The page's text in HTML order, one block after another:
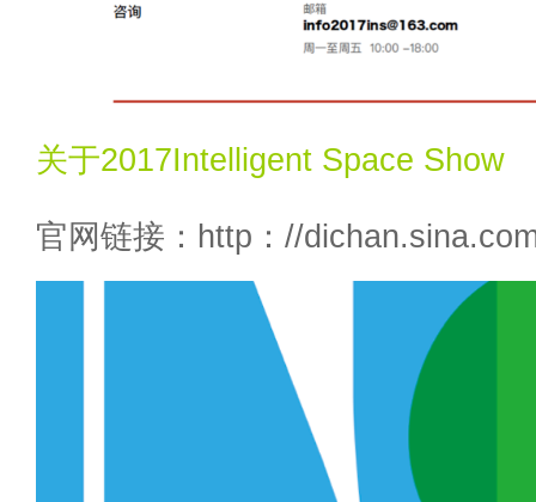
关于2017Intelligent Space Show
官网链接：http：//